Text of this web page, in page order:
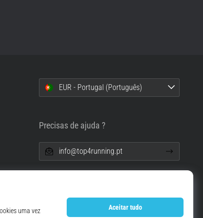
EUR - Portugal (Português)
Precisas de ajuda ?
info@top4running.pt